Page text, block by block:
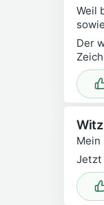
Weil
Der
Jetzt